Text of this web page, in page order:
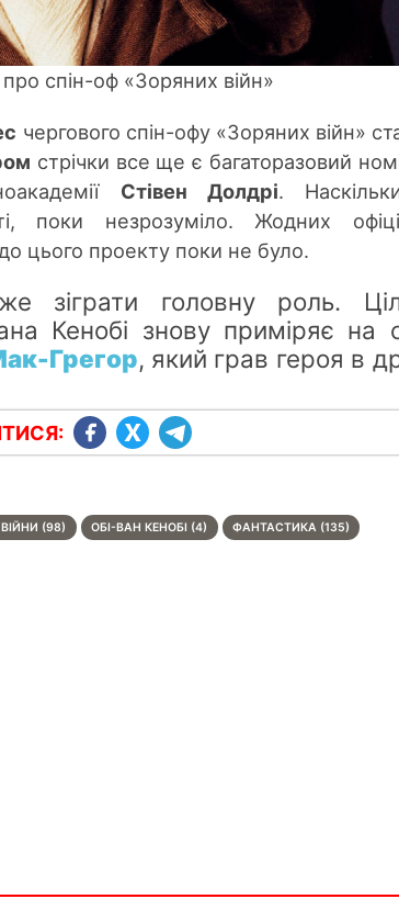
спін-оф «Зоряних війн»
чергового спін-офу «Зоряних війн»
стрічки все ще є багаторазовий
Стівен Долдрі.
поки незрозуміло. Жодних
цього проекту поки не було.
зіграти головну роль.
Кенобі знову приміряє на
Грегор, який грав героя в
(98) ОБІ-ВАН КЕНОБІ (4) ФАНТАСТИКА (135)